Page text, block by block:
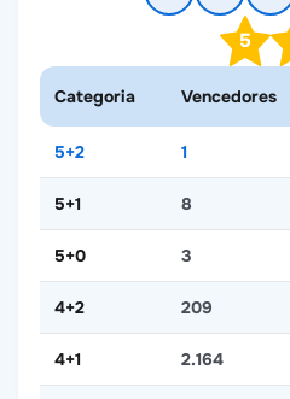
5
Categoria Vencedores
5+2 1
5+1 8
5+0 3
4+2 209
4+1 2.164